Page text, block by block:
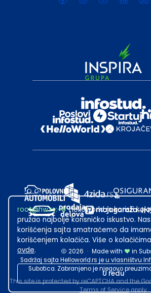
2026 · Made with
in
Sadržaj sajta Helloworld.rs je u vlasništvu
Subotica. Zabranjeno je njegovo
This site is protected by reCAPTCHA and the
Terms of Serviceapply.
root@hw.rs:~#Helloworld.rs koristi
pružao najbolje korisničko iskustvo.
korišćenja sajta smatraćemo da
korišćenjem kolačića. Više o
ovde.
U redu